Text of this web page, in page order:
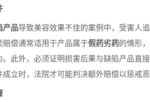
产品导致美容效果不佳的案例中，受害人
偿通常适用于产品属于假药劣药的情形
此外，必须证明损害后果与缺陷产品直
立时，法院才可能判决额外赔偿以惩戒